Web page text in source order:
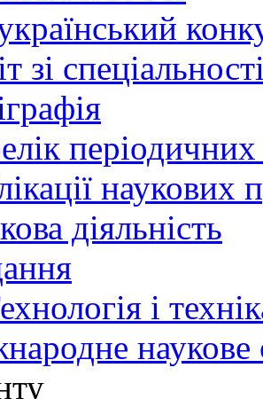
зі
наукових
діяльність
і
наукове